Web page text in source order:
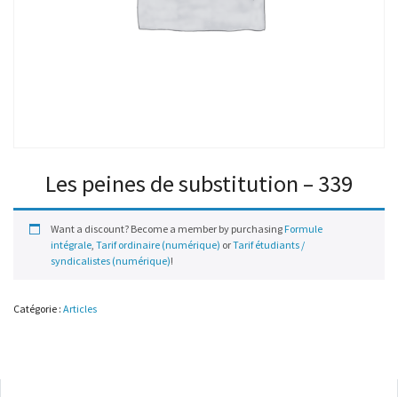
Les peines de substitution – 339
Want a discount? Become a member by purchasing Formule
intégrale, Tarif ordinaire (numérique) orTarif étudiants /
syndicalistes (numérique)!
Catégorie : Articles